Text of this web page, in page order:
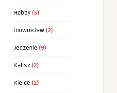
Hobby (5)
Inowrocław (2)
Jedzenie (9)
Kalisz (2)
Kielce (2)